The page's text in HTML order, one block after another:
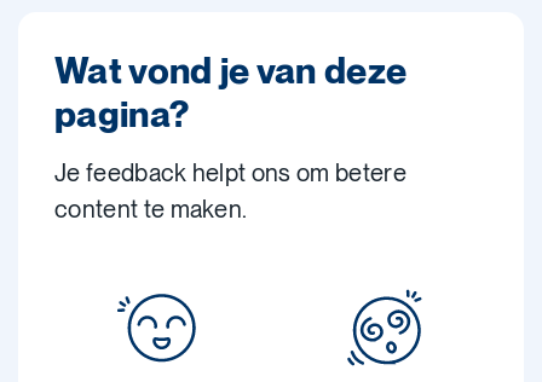
Wat vond je van deze
pagina?
Je feedback helpt ons om betere
content te maken.